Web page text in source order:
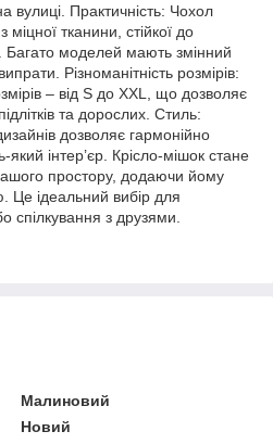
вулиці. Практичність: Чохол
міцної тканини, стійкої до
моделей мають змінний
Різноманітність розмірів:
– від S до XXL, що дозволяє
та дорослих. Стиль:
дозволяє гармонійно
який інтер’єр. Крісло-мішок стане
простору, додаючи йому
Це ідеальний вибір для
спілкування з друзями.
Малиновий
Новий